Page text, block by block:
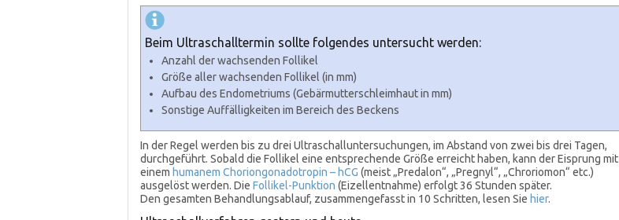
Beim Ultraschalltermin sollte folgendes untersucht werden:
Anzahl der wachsenden Follikel
Größe aller wachsenden Follikel (in mm)
Aufbau des Endometriums (Gebärmutterschleimhaut in mm)
Sonstige Auffälligkeiten im Bereich des Beckens
In der Regel werden bis zu drei Ultraschalluntersuchungen, im Abstand von zwei bis drei Tagen,
durchgeführt. Sobald die Follikel eine entsprechende Größe erreicht haben, kann der Eisprung mit
einem humanem Choriongonadotropin – hCG (meist „Predalon“, „Pregnyl“, „Chroriomon“ etc.)
ausgelöst werden. Die Follikel-Punktion (Eizellentnahme) erfolgt 36 Stunden später.
Den gesamten Behandlungsablauf, zusammengefasst in 10 Schritten, lesen Sie hier.